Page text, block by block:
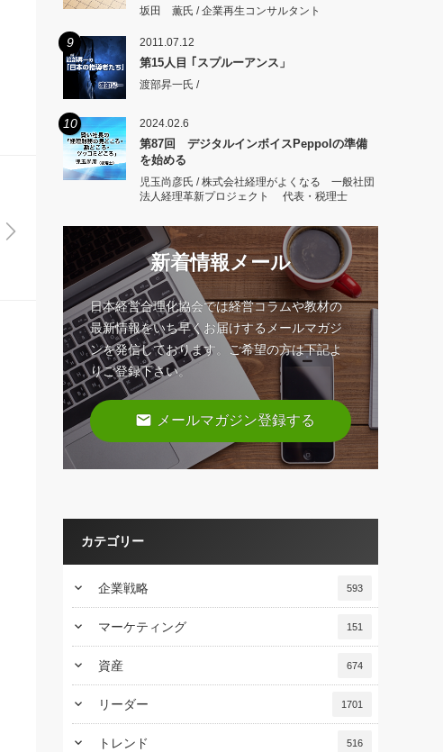
坂田 薫氏 / 企業再生コンサルタント
9 2011.07.12
第15人目 ｢スプルーアンス」
渡部昇一氏 /
10 2024.02.6
第87回 デジタルインボイスPeppolの準備
を始める
児玉尚彦氏 / 株式会社経理がよくなる 一般社団
法人経理革新プロジェクト 代表・税理士
新着情報メール
日本経営合理化協会では経営コラムや教材の
最新情報をいち早くお届けするメールマガジ
ンを発信しております。ご希望の方は下記よ
りご登録下さい。
email メールマガジン登録する
カテゴリー
keyboard_arrow_down 企業戦略 593
keyboard_arrow_down マーケティング 151
keyboard_arrow_down 資産 674
keyboard_arrow_down リーダー 1701
keyboard_arrow_down トレンド 516